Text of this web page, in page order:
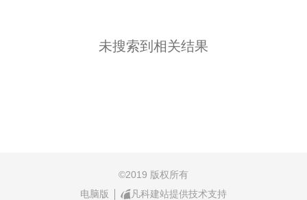
未搜索到相关结果
©2019 版权所有
电脑版
凡科建站提供技术支持